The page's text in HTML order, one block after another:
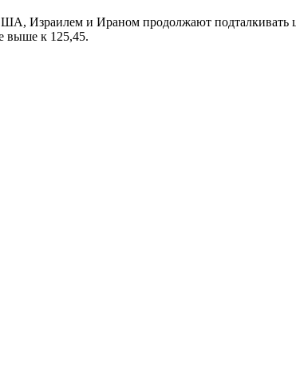
Израилем и Ираном продолжают подталкивать
выше к 125,45.